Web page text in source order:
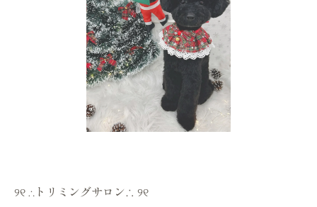
୨୧ ∴トリミングサロン∴ ୨୧